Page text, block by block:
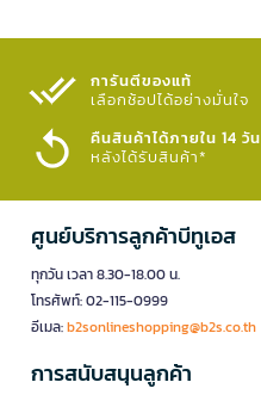
การันตีของแท้
เลือกช้อปได้อย่างมั่นใจ​
คืนสินค้าได้ภายใน 14 วัน
หลังได้รับสินค้า*
ศูนย์บริการลูกค้าบีทูเอส
ทุกวัน เวลา 8.30-18.00 น.
โทรศัพท์: 02-115-0999
อีเมล:b2sonlineshopping@b2s.co.th
การสนับสนุนลูกค้า